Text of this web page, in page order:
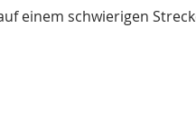
einem schwierigen